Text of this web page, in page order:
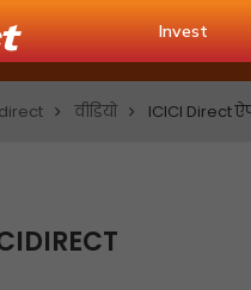
Invest
वीडियो ICICI Direct